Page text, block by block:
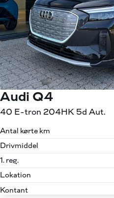
Audi Q4
40 E-tron 204HK 5d Aut.
Antal kørte km
Drivmiddel
1. reg.
Lokation
Kontant